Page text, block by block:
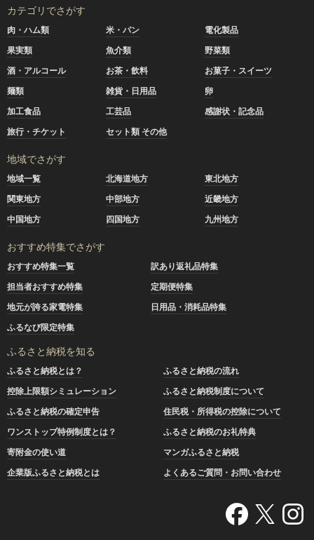
カテゴリでさがす
肉・ハム類 米・パン
電化製品
果実類
魚介類
野菜類
酒・アルコール
お茶・飲料
お菓子・スイーツ
麺類
雑貨・日用品
卵
加工食品
工芸品
感謝状・記念品
旅行・チケット
セット類 その他
地域でさがす
地域一覧 北海道地方
東北地方
関東地方
中部地方
近畿地方
中国地方
四国地方 九州地方
おすすめ特集でさがす
おすすめ特集一覧
訳あり返礼品特集
担当者おすすめ特集
定期便特集
地元が誇る家電特集
日用品・消耗品特集
ふるなび限定特集
ふるさと納税を知る
ふるさと納税とは？
ふるさと納税の流れ
控除上限額シミュレーション
ふるさと納税制度について
ふるさと納税の確定申告
住民税・所得税の控除について
ワンストップ特例制度とは？
ふるさと納税のお礼特典
寄附金の使い道
マンガふるさと納税
企業版ふるさと納税とは
よくあるご質問・お問い合わせ